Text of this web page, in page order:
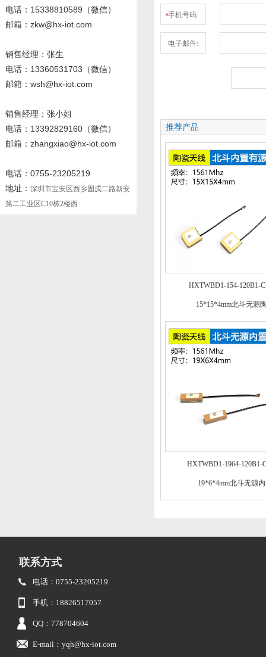
电话 ：15338810589 （微信）
邮箱：zkw@hx-iot.com
销售经理：张生
电话 ：13360531703 （微信）
邮箱：wsh@hx-iot.com
销售经理：张小姐
电话 ：13392829160 （微信）
邮箱：zhangxiao@hx-iot.com
电话：0755-23205219
地址： 深圳市宝安区西乡固戍二路新安
第二工业区C10栋2楼西
*手机号码:
电子邮件:
推荐产品
HXTWBD1-154-120B1-
15*15*4mm北斗无源
HXTWBD1-1964-120B1-
19*6*4mm北斗无源内
联系方式
电话：0755-23205219
手机：18826517057
QQ：778704604
E-mail：yqh@hx-iot.com